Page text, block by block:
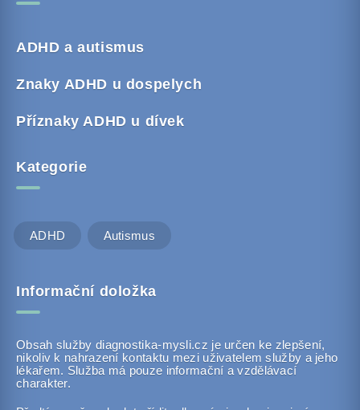
ADHD a autismus
Znaky ADHD u dospelych
Příznaky ADHD u dívek
Kategorie
ADHD Autismus
Informační doložka
Obsah služby diagnostika-mysli.cz je určen ke zlepšení,
nikoliv k nahrazení kontaktu mezi uživatelem služby a jeho
lékařem. Služba má pouze informační a vzdělávací
charakter.